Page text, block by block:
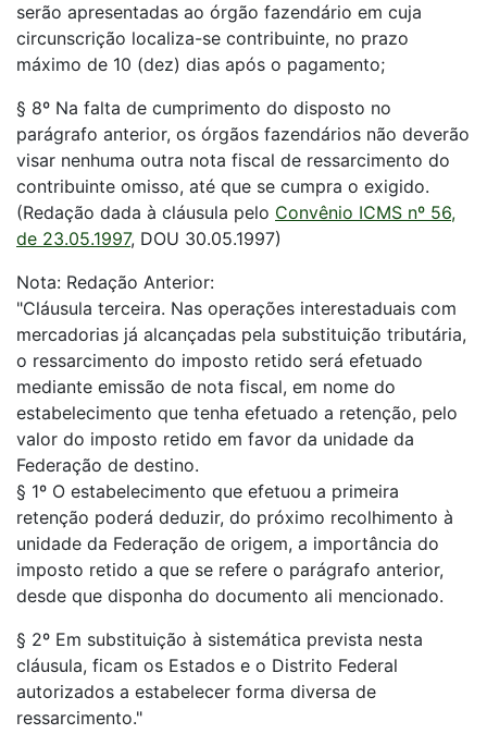
serão apresentadas ao órgão fazendário em cuja
circunscrição localiza-se contribuinte, no prazo
máximo de 10 (dez) dias após o pagamento;
§ 8º Na falta de cumprimento do disposto no
parágrafo anterior, os órgãos fazendários não deverão
visar nenhuma outra nota fiscal de ressarcimento do
contribuinte omisso, até que se cumpra o exigido.
(Redação dada à cláusula pelo Convênio ICMS nº 56,
de 23.05.1997, DOU 30.05.1997)
Nota: Redação Anterior:
"Cláusula terceira. Nas operações interestaduais com
mercadorias já alcançadas pela substituição tributária,
o ressarcimento do imposto retido será efetuado
mediante emissão de nota fiscal, em nome do
estabelecimento que tenha efetuado a retenção, pelo
valor do imposto retido em favor da unidade da
Federação de destino.
§ 1º O estabelecimento que efetuou a primeira
retenção poderá deduzir, do próximo recolhimento à
unidade da Federação de origem, a importância do
imposto retido a que se refere o parágrafo anterior,
desde que disponha do documento ali mencionado.
§ 2º Em substituição à sistemática prevista nesta
cláusula, ficam os Estados e o Distrito Federal
autorizados a estabelecer forma diversa de
ressarcimento."